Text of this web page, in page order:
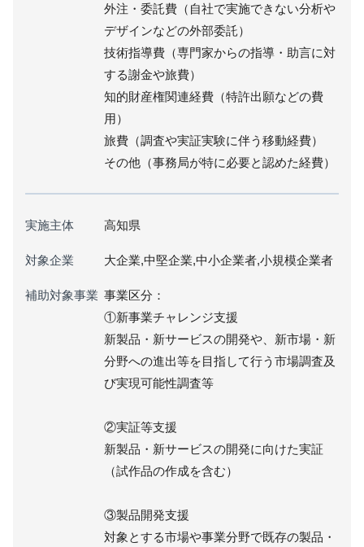
外注・委託費（自社で実施できない分析や
デザインなどの外部委託）
技術指導費（専門家からの指導・助言に対
する謝金や旅費）
知的財産権関連経費（特許出願などの費
用）
旅費（調査や実証実験に伴う移動経費）
その他（事務局が特に必要と認めた経費）
実施主体 高知県
対象企業 大企業,中堅企業,中小企業者,小規模企業者
補助対象事業 事業区分：
①新事業チャレンジ支援
新製品・新サービスの開発や、新市場・新
分野への進出等を目指して行う市場調査及
び実現可能性調査等
②実証等支援
新製品・新サービスの開発に向けた実証
（試作品の作成を含む）
③製品開発支援
対象とする市場や事業分野で既存の製品・